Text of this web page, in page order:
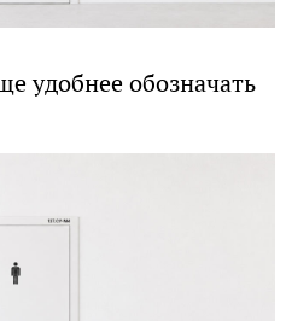
удобнее обозначать